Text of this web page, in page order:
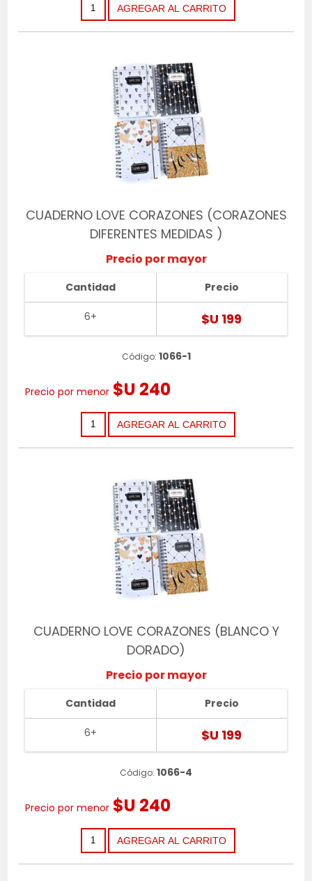
CUADERNO LOVE CORAZONES (CORAZONES
DIFERENTES MEDIDAS )
Precio por mayor
Cantidad
6+
Precio
$U 199
Código: 1066-1
Precio por menor $U 240
CUADERNO LOVE CORAZONES (BLANCO Y
DORADO)
Precio por mayor
Cantidad
6+
Precio
$U 199
Código: 1066-4
Precio por menor $U 240